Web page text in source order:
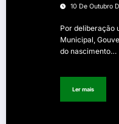
10 De Outubro
Por deliberação
Municipal,
do nascimento…
Ler mais